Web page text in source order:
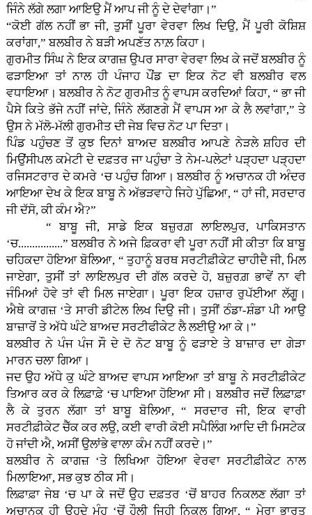
ਜਿੰਨੇ ਲੱਗੇ ਲਗਾ ਆਇਉ ਮੈਂ ਆਪ ਜੀ ਨੂੰ ਦੇ ਦੇਵਾਂਗਾ।”
“ਕੋਈ ਗੱਲ ਨਹੀਂ ਭਾ ਜੀ, ਤੁਸੀਂ ਪੂਰਾ ਵੇਰਵਾ ਲਿਖ ਦਿਉ, ਮੈਂ ਪੂਰੀ ਕੋਸ਼ਿਸ਼
ਕਰਾਂਗਾ,” ਬਲਬੀਰ ਨੇ ਬੜੀ ਅਪਣੱਤ ਨਾਲ਼ ਕਿਹਾ।
ਗੁਰਮੀਤ ਸਿੰਘ ਨੇ ਇਕ ਕਾਗਜ਼ ਉਪਰ ਸਾਰਾ ਵੇਰਵਾ ਲਿਖ ਕੇ ਜਦੋਂ ਬਲਬੀਰ ਨੂੰ
ਫੜਾਇਆ ਤਾਂ ਨਾਲ ਹੀ ਪੰਜਾਹ ਪੌਂਡ ਦਾ ਇਕ ਨੋਟ ਵੀ ਬਲਬੀਰ ਵਲ
ਵਧਾਇਆ। ਬਲਬੀਰ ਨੇ ਨੋਟ ਗੁਰਮੀਤ ਨੂੰ ਵਾਪਸ ਕਰਦਿਆਂ ਕਿਹਾ, “ ਭਾ ਜੀ
ਪੈਸੇ ਕਿਤੇ ਭੱਜੇ ਨਹੀਂ ਜਾਂਦੇ, ਜਿੰਨੇ ਲੱਗਣਗੇ ਮੈਂ ਵਾਪਸ ਆ ਕੇ ਲੈ ਲਵਾਂਗਾ,” ਤੇ
ਉਸ ਨੇ ਮੱਲੋ-ਮੱਲੀ ਗੁਰਮੀਤ ਦੀ ਜੇਬ ਵਿਚ ਨੋਟ ਪਾ ਦਿਤਾ।
ਪਿੰਡ ਪਹੁੰਚਣ ਤੋਂ ਕੁਝ ਦਿਨਾਂ ਬਾਅਦ ਬਲਬੀਰ ਆਪਣੇ ਨੇੜਲੇ ਸ਼ਹਿਰ ਦੀ
ਮਿਉਂਸੀਪਲ ਕਮੇਟੀ ਦੇ ਦਫ਼ਤਰ ਜਾ ਪਹੁੰਚਾ ਤੇ ਨੇਮ-ਪਲੇਟਾਂ ਪੜ੍ਹਦਾ ਪੜ੍ਹਦਾ
ਰਜਿਸਟਰਾਰ ਦੇ ਕਮਰੇ ‘ਚ ਪਹੁੰਚ ਗਿਆ। ਬਲਬੀਰ ਨੂੰ ਅਚਾਨਕ ਹੀ ਅੰਦਰ
ਆਇਆ ਦੇਖ ਕੇ ਇਕ ਬਾਬੂ ਨੇ ਅੱਭੜਵਾਹੇ ਜਿਹੇ ਪੁੱਛਿਆ, “ ਹਾਂ ਜੀ, ਸਰਦਾਰ
ਜੀ ਦੱਸੋ, ਕੀ ਕੰਮ ਐ?”
“ ਬਾਬੂ ਜੀ, ਸਾਡੇ ਇਕ ਬਜ਼ੁਰਗ਼ ਲਾਇਲਪੁਰ, ਪਾਕਿਸਤਾਨ
‘ਚ................” ਬਲਬੀਰ ਨੇ ਅਜੇ ਫ਼ਿਕਰਾ ਵੀ ਪੂਰਾ ਨਹੀਂ ਸੀ ਕੀਤਾ ਕਿ ਬਾਬੂ
ਚਹਿਕਦਾ ਹੋਇਆ ਬੋਲਿਆ, “ ਤੁਹਾਨੂੰ ਬਰਥ ਸਰਟੀਫ਼ੀਕੇਟ ਚਾਹੀਦੈ ਜੀ, ਮਿਲ
ਜਾਏਗਾ, ਤੁਸੀਂ ਤਾਂ ਲਾਇਲਪੁਰ ਦੀ ਗੱਲ ਕਰਦੇ ਹੋ, ਬਜ਼ੁਰਗ਼ ਭਾਵੇਂ ਨਾ ਵੀ
ਜੰਮਿਆਂ ਹੋਵੇ ਤਾਂ ਵੀ ਮਿਲ ਜਾਏਗਾ। ਪੂਰਾ ਇਕ ਹਜ਼ਾਰ ਰੁਪੱਈਆ ਲੱਗੂ।
ਐਥੇ ਕਾਗਜ਼ ‘ਤੇ ਸਾਰੀ ਡੀਟੇਲ ਲਿਖ ਦਿਉ ਜੀ। ਤੁਸੀਂ ਠੰਡਾ-ਸ਼ੰਡਾ ਪੀ ਆਉ
ਬਾਜ਼ਾਰੋਂ ਤੇ ਅੱਧੇ ਘੰਟੇ ਬਾਅਦ ਸਰਟੀਫੀਕੇਟ ਲੈ ਲਈਉ ਆ ਕੇ।”
ਬਲਬੀਰ ਨੇ ਪੰਜ ਪੰਜ ਸੌ ਦੇ ਦੋ ਨੋਟ ਬਾਬੂ ਨੂੰ ਫੜਾਏ ਤੇ ਬਾਜ਼ਾਰ ਦਾ ਗੇੜਾ
ਮਾਰਨ ਚਲਾ ਗਿਆ।
ਜਦ ਉਹ ਅੱਧੇ ਕੁ ਘੰਟੇ ਬਾਅਦ ਵਾਪਸ ਆਇਆ ਤਾਂ ਬਾਬੂ ਨੇ ਸਰਟੀਫ਼ੀਕੇਟ
ਤਿਆਰ ਕਰ ਕੇ ਲਿਫ਼ਾਫ਼ੇ ‘ਚ ਪਾਇਆ ਹੋਇਆ ਸੀ। ਬਲਬੀਰ ਜਦੋਂ ਲਿਫ਼ਾਫ਼ਾ
ਲੈ ਕੇ ਤੁਰਨ ਲੱਗਾ ਤਾਂ ਬਾਬੂ ਬੋਲਿਆ, “ ਸਰਦਾਰ ਜੀ, ਇਕ ਵਾਰੀ
ਸਰਟੀਫ਼ੀਕੇਟ ਚੈੱਕ ਕਰ ਲਉ, ਕਈ ਵਾਰੀ ਕੋਈ ਸਪੈਲਿੰਗ ਆਦਿ ਦੀ ਮਿਸਟੇਕ
ਹੋ ਜਾਂਦੀ ਐ, ਅਸੀਂ ਉਲਾਂਭੇ ਵਾਲਾ ਕੰਮ ਨਹੀਂ ਕਰਦੇ।”
ਬਲਬੀਰ ਨੇ ਕਾਗਜ਼ ‘ਤੇ ਲਿਖਿਆ ਹੋਇਆ ਵੇਰਵਾ ਸਰਟੀਫ਼ੀਕੇਟ ਨਾਲ
ਮਿਲਾਇਆ, ਸਭ ਕੁਝ ਠੀਕ ਸੀ।
ਲਿਫ਼ਾਫ਼ਾ ਜੇਬ ‘ਚ ਪਾ ਕੇ ਜਦੋਂ ਉਹ ਦਫ਼ਤਰ ‘ਚੋਂ ਬਾਹਰ ਨਿਕਲਣ ਲੱਗਾ ਤਾਂ
ਅਚਾਨਕ ਹੀ ਉਹਦੇ ਮੂੰਹ ‘ਚੋਂ ਹੌਲੀ ਜਿਹੀ ਨਿਕਲ ਗਿਆ, “ ਮੇਰਾ ਭਾਰਤ